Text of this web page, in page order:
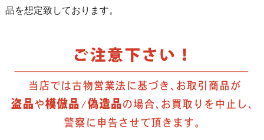
品を想定致しております。